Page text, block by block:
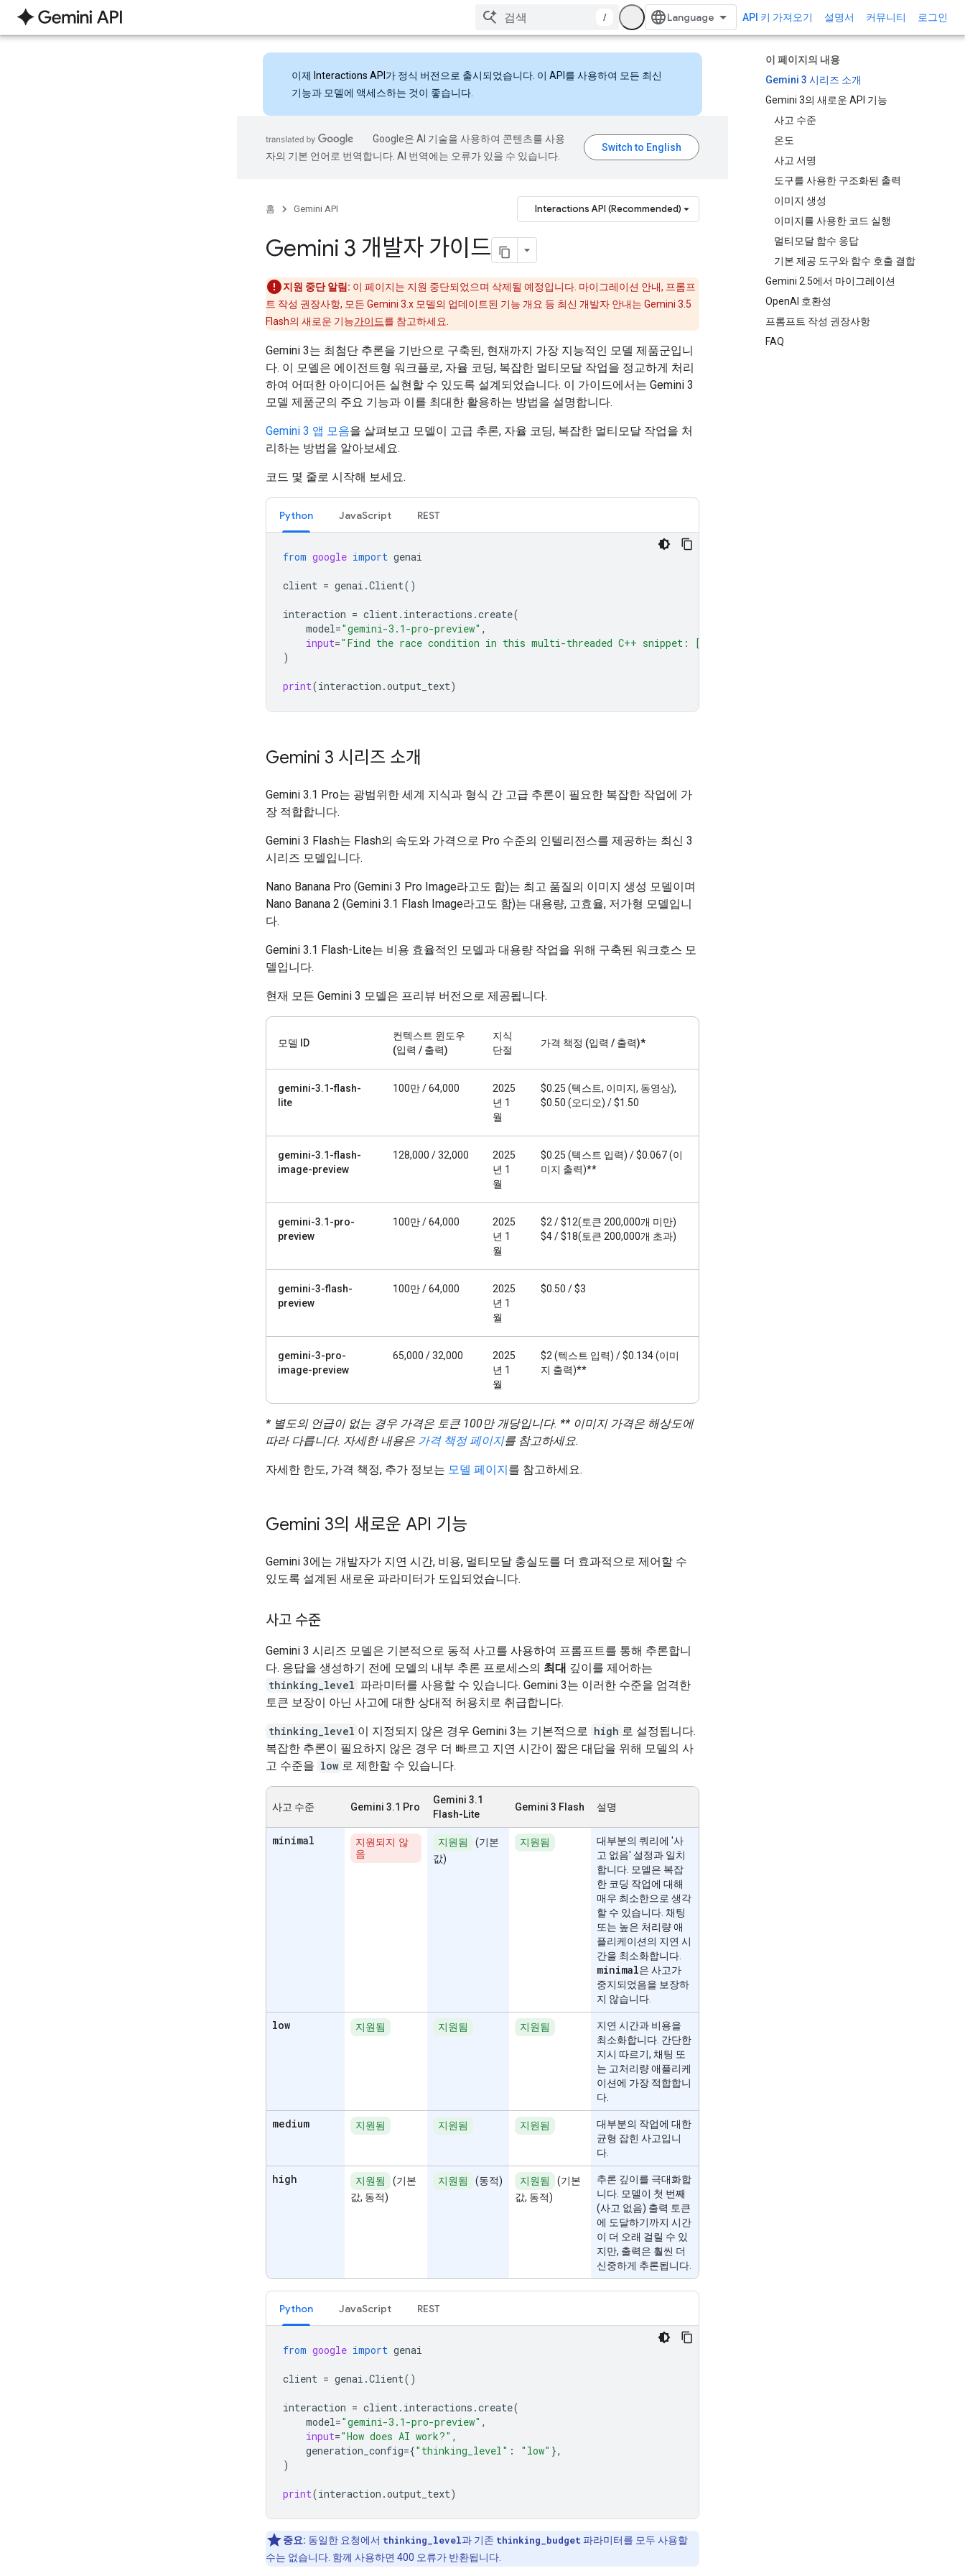
/ API 키 가져오기 설명서 커뮤니티 로그인
이 페이지의 내용
Gemini 3 시리즈 소개
Gemini 3의 새로운 API 기능
사고 수준
온도
사고 서명
도구를 사용한 구조화된 출력
이미지 생성
이미지를 사용한 코드 실행
멀티모달 함수 응답
기본 제공 도구와 함수 호출 결합
Gemini 2.5에서 마이그레이션
OpenAI 호환성
프롬프트 작성 권장사항
FAQ
이제 Interactions API 가 정식 버전으로 출시되었습니다. 이 API를 사용하여 모든 최신
기능과 모델에 액세스하는 것이 좋습니다.
Google은 AI 기술을 사용하여 콘텐츠를 사용
자의 기본 언어로 번역합니다. AI 번역에는 오류가 있을 수 있습니다.
홈 Gemini API Interactions API (Recommended)
Gemini 3 개발자 가이드
지원 중단 알림: 이 페이지는 지원 중단되었으며 삭제될 예정입니다. 마이그레이션 안내, 프롬프
트 작성 권장사항, 모든 Gemini 3.x 모델의 업데이트된 기능 개요 등 최신 개발자 안내는 Gemini 3.5
Flash의 새로운 기능가이드를 참고하세요.
Gemini 3는 최첨단 추론을 기반으로 구축된, 현재까지 가장 지능적인 모델 제품군입니
다. 이 모델은 에이전트형 워크플로, 자율 코딩, 복잡한 멀티모달 작업을 정교하게 처리
하여 어떠한 아이디어든 실현할 수 있도록 설계되었습니다. 이 가이드에서는 Gemini 3
모델 제품군의 주요 기능과 이를 최대한 활용하는 방법을 설명합니다.
Gemini 3 앱 모음을 살펴보고 모델이 고급 추론, 자율 코딩, 복잡한 멀티모달 작업을 처
리하는 방법을 알아보세요.
코드 몇 줄로 시작해 보세요.
Python JavaScript REST
from google import genai
client = genai .Client()
interaction = client. interactions .create(
model="gemini-3.1-pro-preview" ,
input="Find the race condition in this multi-threaded C++ snippet: [code here]"
)
print(interaction .output_text)
Gemini 3 시리즈 소개
Gemini 3.1 Pro는 광범위한 세계 지식과 형식 간 고급 추론이 필요한 복잡한 작업에 가
장 적합합니다.
Gemini 3 Flash는 Flash의 속도와 가격으로 Pro 수준의 인텔리전스를 제공하는 최신 3
시리즈 모델입니다.
Nano Banana Pro (Gemini 3 Pro Image라고도 함)는 최고 품질의 이미지 생성 모델이며
Nano Banana 2 (Gemini 3.1 Flash Image라고도 함)는 대용량, 고효율, 저가형 모델입니
다.
Gemini 3.1 Flash-Lite는 비용 효율적인 모델과 대용량 작업을 위해 구축된 워크호스 모
델입니다.
현재 모든 Gemini 3 모델은 프리뷰 버전으로 제공됩니다.
모델 ID
컨텍스트 윈도우
(입력 / 출력)
지식
단절
가격 책정 (입력 / 출력)*
gemini-3.1-flash-
lite
100만 / 64,000
2025
년 1
월
$0.25 (텍스트, 이미지, 동영상),
$0.50 (오디오) / $1.50
gemini-3.1-flash-
image-preview
128,000 / 32,000
2025
년 1
월
$0.25 (텍스트 입력) / $0.067 (이
미지 출력)**
gemini-3.1-pro-
preview
100만 / 64,000
2025
년 1
월
$2 / $12(토큰 200,000개 미만)
$4 / $18(토큰 200,000개 초과)
gemini-3-flash-
preview
100만 / 64,000
2025
년 1
월
$0.50 / $3
gemini-3-pro-
image-preview
65,000 / 32,000
2025
년 1
월
$2 (텍스트 입력) / $0.134 (이미
지 출력)**
* 별도의 언급이 없는 경우 가격은 토큰 100만 개당입니다. ** 이미지 가격은 해상도에
따라 다릅니다. 자세한 내용은 가격 책정 페이지를 참고하세요.
자세한 한도, 가격 책정, 추가 정보는 모델 페이지를 참고하세요.
Gemini 3의 새로운 API 기능
Gemini 3에는 개발자가 지연 시간, 비용, 멀티모달 충실도를 더 효과적으로 제어할 수
있도록 설계된 새로운 파라미터가 도입되었습니다.
사고 수준
Gemini 3 시리즈 모델은 기본적으로 동적 사고를 사용하여 프롬프트를 통해 추론합니
다. 응답을 생성하기 전에 모델의 내부 추론 프로세스의 최대 깊이를 제어하는
thinking_level 파라미터를 사용할 수 있습니다. Gemini 3는 이러한 수준을 엄격한
토큰 보장이 아닌 사고에 대한 상대적 허용치로 취급합니다.
thinking_level 이 지정되지 않은 경우 Gemini 3는 기본적으로 high 로 설정됩니다.
복잡한 추론이 필요하지 않은 경우 더 빠르고 지연 시간이 짧은 대답을 위해 모델의 사
고 수준을 low 로 제한할 수 있습니다.
사고 수준 Gemini 3.1 Pro
Gemini 3.1
Flash-Lite
Gemini 3 Flash 설명
minimal
지원되지 않
음
지원됨
(기본
값)
지원됨
대부분의 쿼리에 '사
고 없음' 설정과 일치
합니다. 모델은 복잡
한 코딩 작업에 대해
매우 최소한으로 생각
할 수 있습니다. 채팅
또는 높은 처리량 애
플리케이션의 지연 시
간을 최소화합니다.
minimal은 사고가
중지되었음을 보장하
지 않습니다.
low 지원됨 지원됨 지원됨
지연 시간과 비용을
최소화합니다. 간단한
지시 따르기, 채팅 또
는 고처리량 애플리케
이션에 가장 적합합니
다.
medium 지원됨 지원됨 지원됨
대부분의 작업에 대한
균형 잡힌 사고입니
다.
high 지원됨
(기본
값, 동적)
지원됨 (동적) 지원됨
(기본
값, 동적)
추론 깊이를 극대화합
니다. 모델이 첫 번째
(사고 없음) 출력 토큰
에 도달하기까지 시간
이 더 오래 걸릴 수 있
지만, 출력은 훨씬 더
신중하게 추론됩니다.
Python JavaScript REST
from google import genai
client = genai .Client()
interaction = client. interactions .create(
model="gemini-3.1-pro-preview" ,
input="How does AI work?" ,
generation_config={"thinking_level" : "low" },
)
print(interaction .output_text)
중요: 동일한 요청에서 thinking_level과 기존 thinking_budget 파라미터를 모두 사용할
수는 없습니다. 함께 사용하면 400 오류가 반환됩니다.